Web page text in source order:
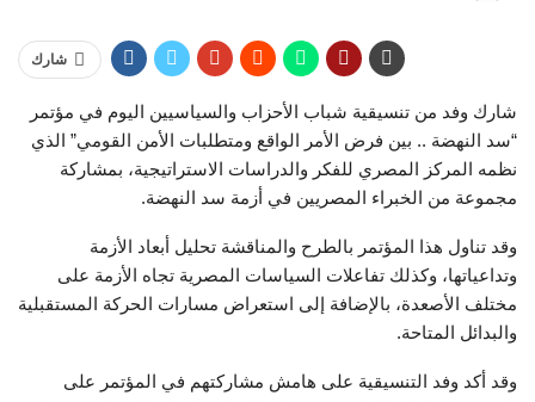
شارك
شارك وفد من تنسيقية شباب الأحزاب والسياسيين اليوم في مؤتمر
“سد النهضة .. بين فرض الأمر الواقع ومتطلبات الأمن القومي” الذي
نظمه المركز المصري للفكر والدراسات الاستراتيجية، بمشاركة
مجموعة من الخبراء المصريين في أزمة سد النهضة.
وقد تناول هذا المؤتمر بالطرح والمناقشة تحليل أبعاد الأزمة
وتداعياتها، وكذلك تفاعلات السياسات المصرية تجاه الأزمة على
مختلف الأصعدة، بالإضافة إلى استعراض مسارات الحركة المستقبلية
والبدائل المتاحة.
وقد أكد وفد التنسيقية على هامش مشاركتهم في المؤتمر على